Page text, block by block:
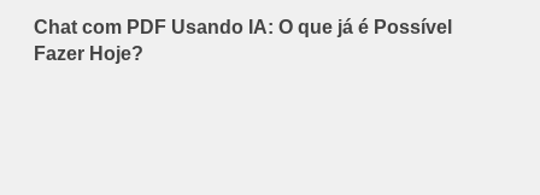
Chat com PDF Usando IA: O que já é Possível
Fazer Hoje?